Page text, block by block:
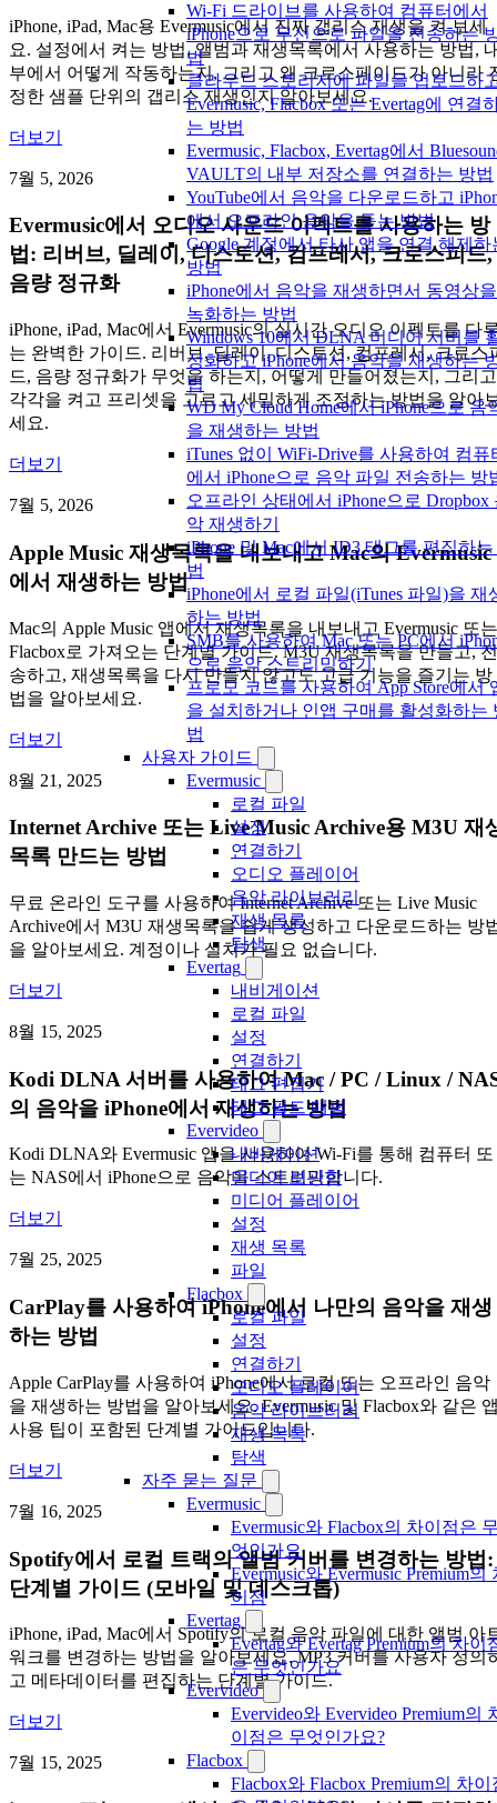
Wi-Fi 드라이브를 사용하여 컴퓨터에서
iPhone으로 무선으로 파일을 전송하는
법
클라우드 스토리지에 파일을 업로드하
Evermusic, Flacbox 또는 Evertag에 연결
는 방법
Evermusic, Flacbox, Evertag에서
VAULT의 내부 저장소를 연결하는 방법
YouTube에서 음악을 다운로드하고
에서 오프라인 음악을 듣는 방법
Google 계정에서 타사 앱을 연결 해제하
방법
iPhone에서 음악을 재생하면서 동영상을
녹화하는 방법
Windows 10에서 DLNA 미디어 서버를
성화하고 iPhone에서 음악을 재생하는
법
WD My Cloud Home에서 iPhone으로 음
을 재생하는 방법
iTunes 없이 WiFi-Drive를 사용하여 컴퓨
에서 iPhone으로 음악 파일 전송하는 방
오프라인 상태에서 iPhone으로 Dropbox
악 재생하기
iPhone 및 Mac에서 ID3 태그를 편집하
법
iPhone에서 로컬 파일(iTunes 파일)을 재
하는 방법
SMB를 사용하여 Mac 또는 PC에서
으로 음악 스트리밍하기
프로모 코드를 사용하여 App Store에서
을 설치하거나 인앱 구매를 활성화하는
법
사용자 가이드
Evermusic
로컬 파일
설정
연결하기
오디오 플레이어
음악 라이브러리
재생 목록
탐색
Evertag
내비게이션
로컬 파일
설정
연결하기
태그 편집기
태그 필드 매핑
Evervideo
내비게이션
미디어 보관함
미디어 플레이어
설정
재생 목록
파일
Flacbox
로컬 파일
설정
연결하기
오디오 플레이어
음악 라이브러리
재생 목록
탐색
자주 묻는 질문
Evermusic
Evermusic와 Flacbox의 차이점은
엇인가요
Evermusic와 Evermusic Premium의
이점
Evertag
Evertag와 Evertag Premium의 차이
은 무엇인가요
Evervideo
Evervideo와 Evervideo Premium의
이점은 무엇인가요?
Flacbox
Flacbox와 Flacbox Premium의 차이
iPhone, iPad, Mac용 Evermusic에서 진짜 갭리스 재생을 켜 보세
요. 설정에서 켜는 방법, 앨범과 재생목록에서 사용하는 방법,
부에서 어떻게 작동하는지, 그리고 왜 크로스페이드가 아니라
정한 샘플 단위의 갭리스 재생인지 알아보세요.
더보기
7월 5, 2026
Evermusic에서 오디오 사운드 이펙트를 사용하는 방
법: 리버브, 딜레이, 디스토션, 컴프레서, 크로스피드,
음량 정규화
iPhone, iPad, Mac에서 Evermusic의 실시간 오디오 이펙트를 다
는 완벽한 가이드. 리버브, 딜레이, 디스토션, 컴프레서, 크로스
드, 음량 정규화가 무엇을 하는지, 어떻게 만들어졌는지, 그리고
각각을 켜고 프리셋을 고르고 세밀하게 조정하는 방법을 알아
세요.
더보기
7월 5, 2026
Apple Music 재생목록을 내보내고 Mac의 Evermusic
에서 재생하는 방법
Mac의 Apple Music 앱에서 재생목록을 내보내고 Evermusic 또는
Flacbox로 가져오는 단계별 가이드. M3U 재생목록을 만들고, 전
송하고, 재생목록을 다시 만들지 않고도 고급 기능을 즐기는 방
법을 알아보세요.
더보기
8월 21, 2025
Internet Archive 또는 Live Music Archive용 M3U 재
목록 만드는 방법
무료 온라인 도구를 사용하여 Internet Archive 또는 Live Music
Archive에서 M3U 재생목록을 쉽게 생성하고 다운로드하는 방
을 알아보세요. 계정이나 설치가 필요 없습니다.
더보기
8월 15, 2025
Kodi DLNA 서버를 사용하여 Mac / PC / Linux /
의 음악을 iPhone에서 재생하는 방법
Kodi DLNA와 Evermusic 앱을 사용하여 Wi-Fi를 통해 컴퓨터 또
는 NAS에서 iPhone으로 음악을 스트리밍합니다.
더보기
7월 25, 2025
CarPlay를 사용하여 iPhone에서 나만의 음악을 재생
하는 방법
Apple CarPlay를 사용하여 iPhone에서 로컬 또는 오프라인 음악
을 재생하는 방법을 알아보세요. Evermusic 및 Flacbox와 같은
사용 팁이 포함된 단계별 가이드입니다.
더보기
7월 16, 2025
Spotify에서 로컬 트랙의 앨범 커버를 변경하는 방법:
단계별 가이드 (모바일 및 데스크톱)
iPhone, iPad, Mac에서 Spotify의 로컬 음악 파일에 대한 앨범 아
워크를 변경하는 방법을 알아보세요. MP3 커버를 사용자 정의
고 메타데이터를 편집하는 단계별 가이드.
더보기
7월 15, 2025